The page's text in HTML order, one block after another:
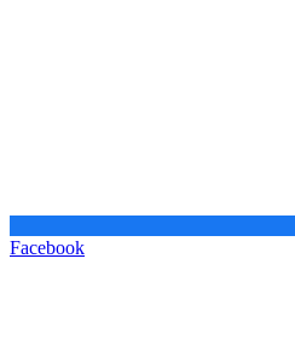
Facebook